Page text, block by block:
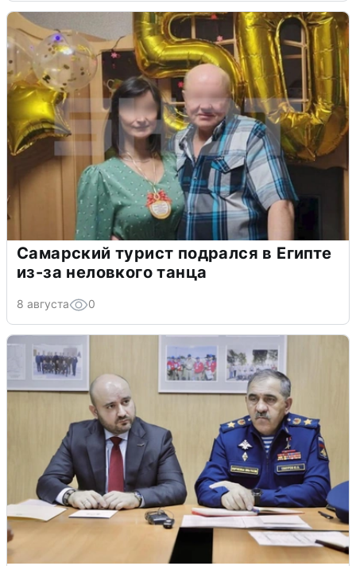
Самарский турист подрался в Египте
из-за неловкого танца
8 августа 0